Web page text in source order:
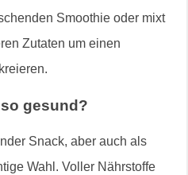
Smoothie oder mixt
Zutaten um einen
gesund?
Snack, aber auch als
Wahl. Voller Nährstoffe